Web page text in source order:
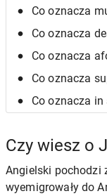
Co oznacza
Co oznacza
Co oznacza
Co oznacza
Co oznacza
Czy wiesz o
Angielski pochodzi
wyemigrowały do